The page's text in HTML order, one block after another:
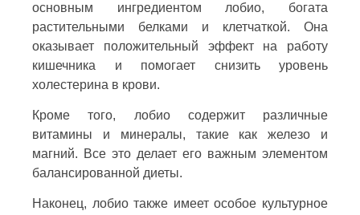
основным ингредиентом лобио, богата
растительными белками и клетчаткой. Она
оказывает положительный эффект на работу
кишечника и помогает снизить уровень
холестерина в крови.
Кроме того, лобио содержит различные
витамины и минералы, такие как железо и
магний. Все это делает его важным элементом
балансированной диеты.
Наконец, лобио также имеет особое культурное